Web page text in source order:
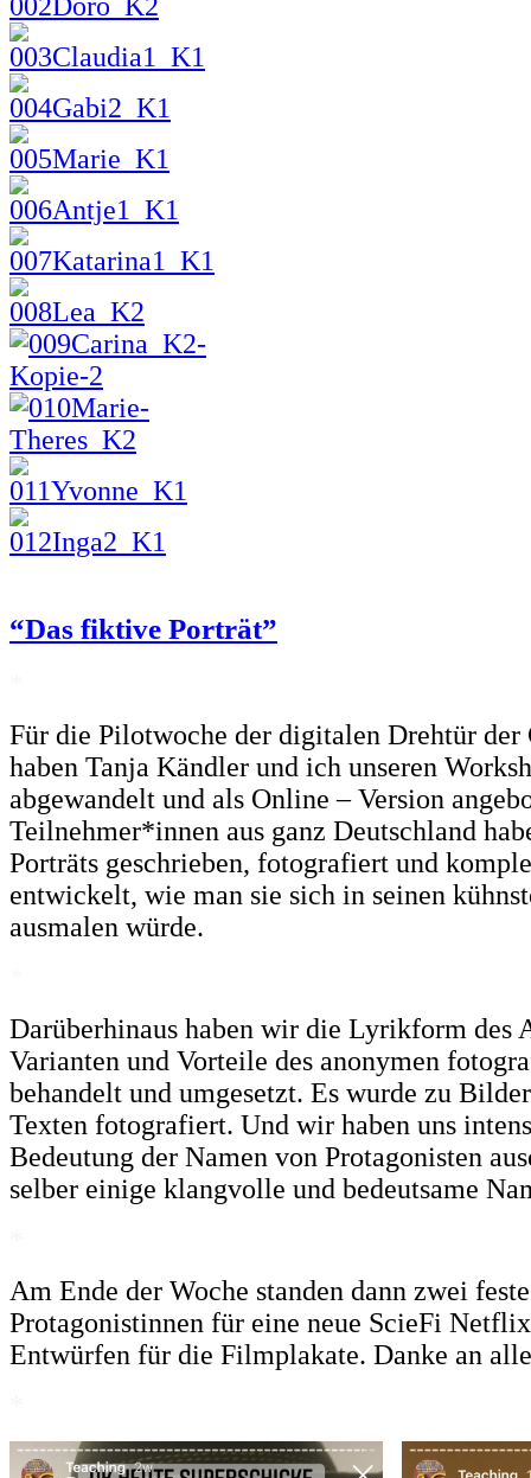
“Das fiktive Porträt”
Für die Pilotwoche der digitalen Drehtür der
haben Tanja Kändler und ich unseren
abgewandelt und als Online – Version
Teilnehmer*innen aus ganz Deutschland
Porträts geschrieben, fotografiert und
entwickelt, wie man sie sich in seinen
ausmalen würde.
Darüberhinaus haben wir die Lyrikform des
Varianten und Vorteile des anonymen
behandelt und umgesetzt. Es wurde zu
Texten fotografiert. Und wir haben uns
Bedeutung der Namen von Protagonisten
selber einige klangvolle und bedeutsame
Am Ende der Woche standen dann zwei
Protagonistinnen für eine neue ScieFi
Entwürfen für die Filmplakate. Danke an